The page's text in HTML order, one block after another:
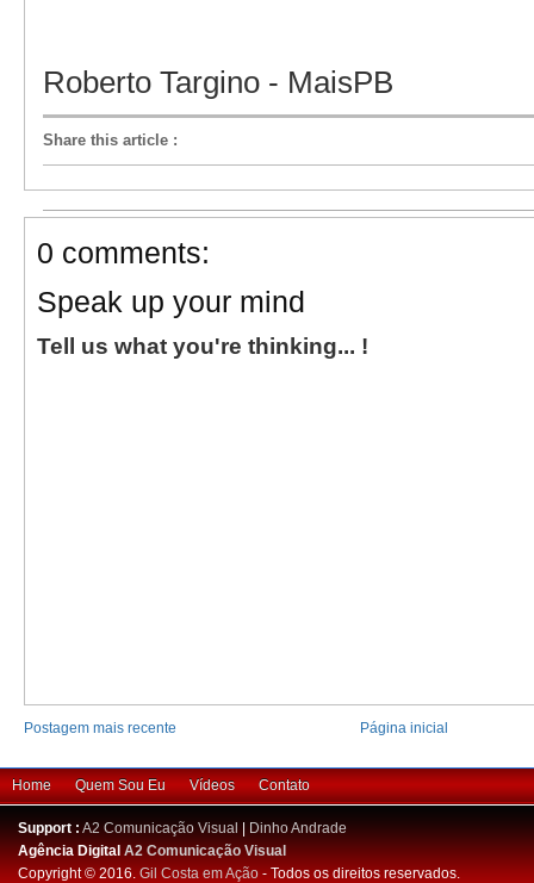
Roberto Targino - MaisPB
Share this article :
0 comments:
Speak up your mind
Tell us what you're thinking... !
Postagem mais recente Página inicial
Home Quem Sou Eu Vídeos Contato
Support : A2 Comunicação Visual | Dinho Andrade
Agência DigitalA2 Comunicação Visual
Copyright © 2016. Gil Costa em Ação - Todos os direitos reservados.